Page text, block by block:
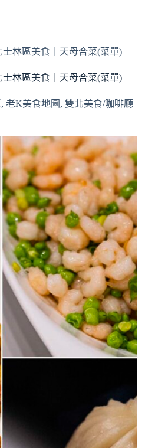
士林區美食｜天母合菜(菜單)
士林區美食｜天母合菜(菜單)
, 老K美食地圖 , 雙北美食/咖啡廳